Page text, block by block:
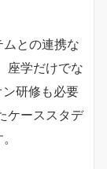
との連携な
座学だけでな
研修も必要
ケーススタデ